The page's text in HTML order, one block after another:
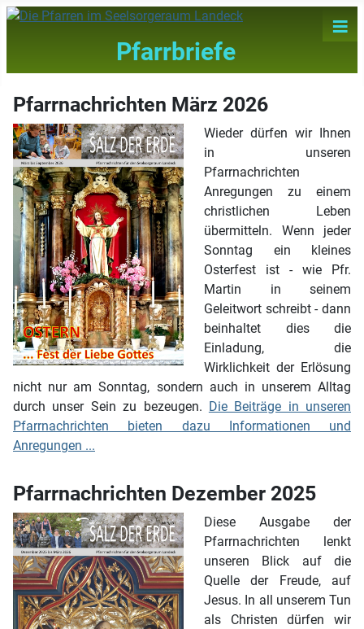
Pfarrbriefe
≡
Pfarrnachrichten März 2026
Wieder dürfen wir Ihnen
in unseren
Pfarrnachrichten
Anregungen zu einem
christlichen Leben
übermitteln. Wenn jeder
Sonntag ein kleines
Osterfest ist - wie Pfr.
Martin in seinem
Geleitwort schreibt - dann
beinhaltet dies die
Einladung, die
Wirklichkeit der Erlösung
nicht nur am Sonntag, sondern auch in unserem Alltag
durch unser Sein zu bezeugen. Die Beiträge in unseren
Pfarrnachrichten bieten dazu Informationen und
Anregungen ...
Pfarrnachrichten Dezember 2025
Diese Ausgabe der
Pfarrnachrichten lenkt
unseren Blick auf die
Quelle der Freude, auf
Jesus. In all unserem Tun
als Christen dürfen wir